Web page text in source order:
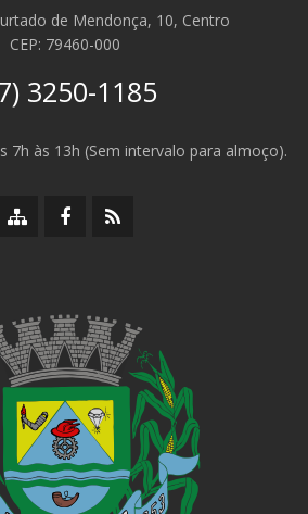
de Mendonça, 10, Centro
CEP: 79460-000
3250-1185
7h às 13h (Sem intervalo para almoço).
MapaFacebook
RSS